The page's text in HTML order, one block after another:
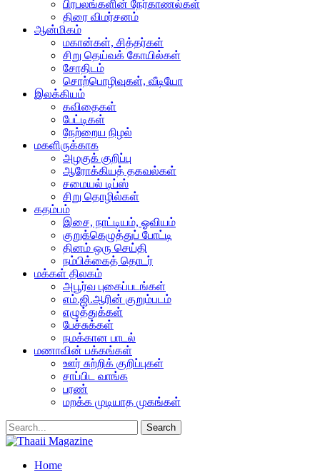
பிரபலங்களின் நேர்காணல்கள்
திரை விமர்சனம்
ஆன்மிகம்
மகான்கள், சித்தர்கள்
சிறு தெய்வக் கோயில்கள்
சோதிடம்
சொற்பொழிவுகள், வீடியோ
இலக்கியம்
கவிதைகள்
பேட்டிகள்
நேற்றைய நிழல்
மகளிருக்காக
அழகுக் குறிப்பு
ஆரோக்கியத் தகவல்கள்
சமையல் டிப்ஸ்
சிறு தொழில்கள்
கதம்பம்
இசை, நாட்டியம், ஓவியம்
குறுக்கெழுத்துப் போட்டி
தினம் ஒரு செய்தி
நம்பிக்கைத் தொடர்
மக்கள் திலகம்
அபூர்வ புகைப்படங்கள்
எம்.ஜி.ஆரின் குறும்படம்
எழுத்துக்கள்
பேச்சுக்கள்
நமக்கான பாடல்
மணாவின் பக்கங்கள்
ஊர் சுற்றிக் குறிப்புகள்
சாப்பிட வாங்க
பரண்
மறக்க முடியாத முகங்கள்
Home